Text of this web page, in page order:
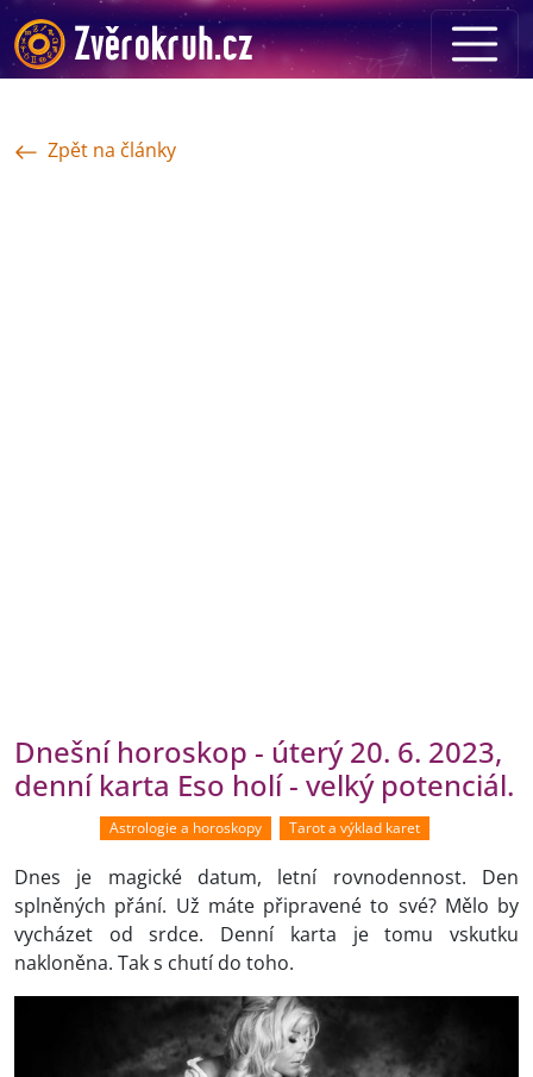
Zpět na články
Dnešní horoskop - úterý 20. 6. 2023,
denní karta Eso holí - velký potenciál.
Astrologie a horoskopy Tarot a výklad karet
Dnes je magické datum, letní rovnodennost. Den
splněných přání. Už máte připravené to své? Mělo by
vycházet od srdce. Denní karta je tomu vskutku
nakloněna. Tak s chutí do toho.